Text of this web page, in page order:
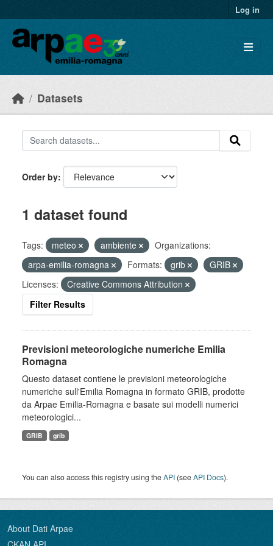
Log in
Datasets
Order by
1 dataset found
Tags: meteo ambiente
Organizations:
arpa-emilia-romagna
Formats: grib
GRIB
Licenses:
Creative Commons Attribution
Filter Results
Previsioni meteorologiche numeriche Emilia
Romagna
Questo dataset contiene le previsioni meteorologiche
numeriche sull'Emilia Romagna in formato GRIB, prodotte
da Arpae Emilia-Romagna e basate sui modelli numerici
meteorologici...
GRIB grib
You can also access this registry using theAPI (seeAPI Docs).
About Dati Arpae